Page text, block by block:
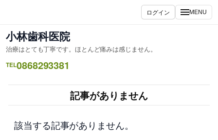
ス
キ
ッ
ログイン MENU
小林歯科医院
治療はとても丁寧です。ほとんど痛みは感じません。
TEL0868293381
記事がありません
該当する記事がありません。